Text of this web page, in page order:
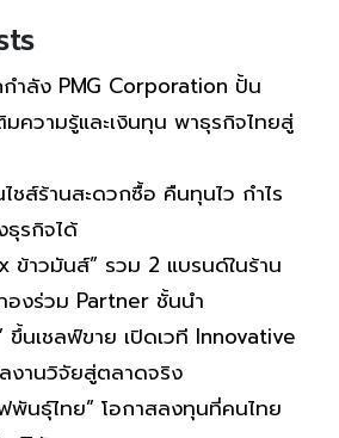
ำลัง PMG Corporation ปั้น
มความรู้และเงินทุน พาธุรกิจไทยสู่
ชส์ร้านสะดวกซื้อ คืนทุนไว กำไร
ธุรกิจได้
ข้าวมันส์” รวม 2 แบรนด์ในร้าน
องร่วม Partner ชั้นนำ
ขึ้นเชลฟ์ขาย เปิดเวที Innovative
านวิจัยสู่ตลาดจริง
พันธุ์ไทย” โอกาสลงทุนที่คนไทย